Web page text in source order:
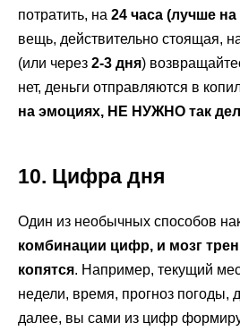
потратить, на 24 часа (лучше на
вещь, действительно стоящая,
(или через 2-3 дня)
нет, деньги отправляются в
на эмоциях, НЕ НУЖНО так
10. Цифра дня
Один из необычных способов
комбинации цифр, и мозг
копятся. Например, текущий
недели, время, прогноз погоды,
далее, вы сами из цифр